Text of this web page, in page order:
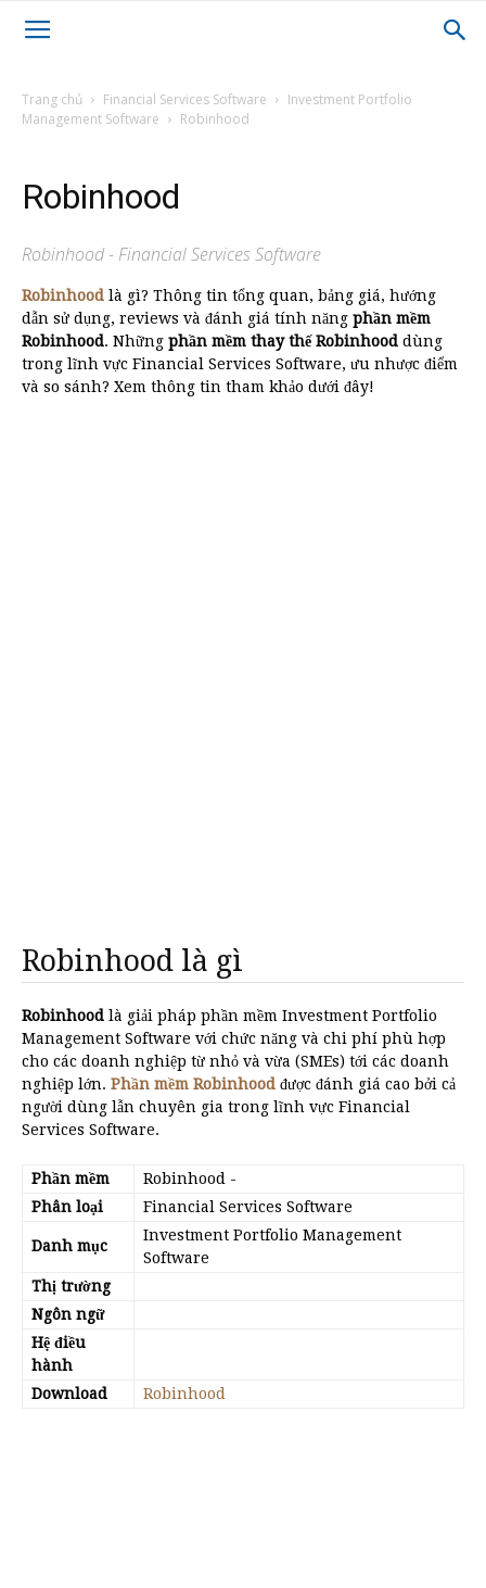
Trang chủ Financial Services Software
Investment Portfolio
Management Software
Robinhood
Robinhood
Robinhood - Financial Services Software
Robinhood là gì? Thông tin tổng quan, bảng giá, hướng
dẫn sử dụng, reviews và đánh giá tính năng phần mềm
Robinhood. Những phần mềm thay thế Robinhood dùng
trong lĩnh vực Financial Services Software, ưu nhược điểm
và so sánh? Xem thông tin tham khảo dưới đây!
Robinhood là gì
Robinhood là giải pháp phần mềm Investment Portfolio
Management Software với chức năng và chi phí phù hợp
cho các doanh nghiệp từ nhỏ và vừa (SMEs) tới các doanh
nghiệp lớn. Phần mềm Robinhood được đánh giá cao bởi cả
người dùng lẫn chuyên gia trong lĩnh vực Financial
Services Software.
Phần mềm Robinhood -
Phân loại
Financial Services Software
Danh mục
Investment Portfolio Management
Software
Thị trường
Ngôn ngữ
Hệ điều
hành
Download
Robinhood